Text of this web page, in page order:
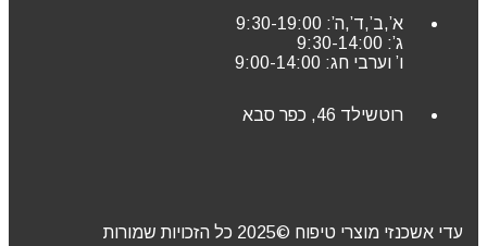
א’,ב’,ד’,ה’: 9:30-19:00
ג’: 9:30-14:00
ו’ וערבי חג: 9:00-14:00
רוטשילד 46, כפר סבא
עדי אשכנזי מוצרי טיפוח ©2025 כל הזכויות שמורות